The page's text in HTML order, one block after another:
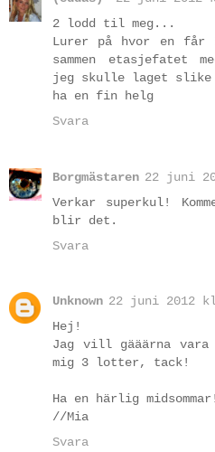
2 lodd til meg...
Lurer på hvor en
sammen etasjefatet
jeg skulle laget slike
ha en fin helg
Svara
Borgmästaren 22 juni
Verkar superkul!
blir det.
Svara
Unknown 22 juni 2012
Hej!
Jag vill gääärna vara
mig 3 lotter, tack!
Ha en härlig midsommar!
//Mia
Svara